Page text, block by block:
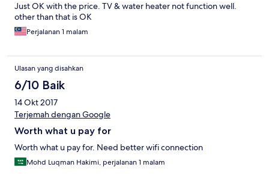
Just OK with the price. TV & water heater not function well.
other than that is OK
Perjalanan 1 malam
Ulasan yang disahkan
6/10 Baik
14 Okt 2017
Terjemah dengan Google
Worth what u pay for
Worth what u pay for. Need better wifi connection
Mohd Luqman Hakimi, perjalanan 1 malam